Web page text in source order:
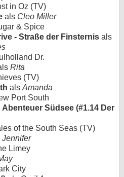
in Oz (TV)
als Cleo Miller
& Spice
- Straße der Finsternis als
Dr.
Rita
(TV)
als Amanda
Port South
Südsee (#1.14 Der
of the South Seas (TV)
Jennifer
Limey
City